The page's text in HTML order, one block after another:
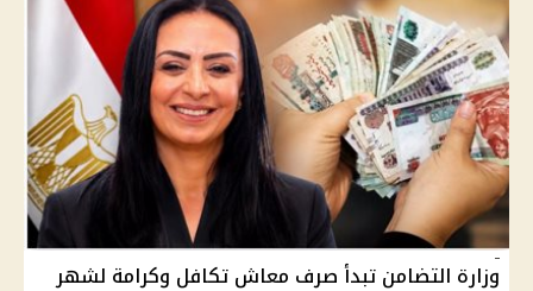
وزارة التضامن تبدأ صرف معاش تكافل وكرامة لشهر